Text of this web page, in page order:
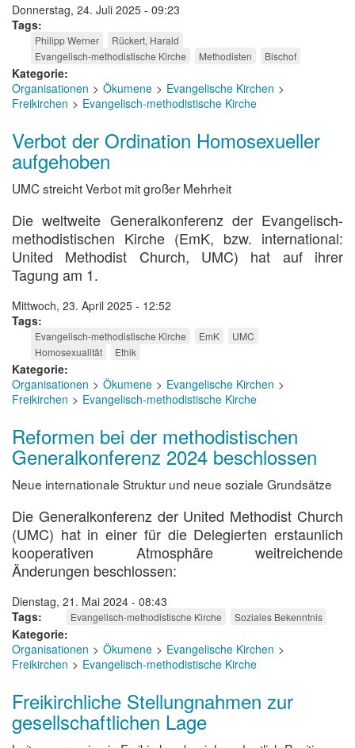
Donnerstag, 24. Juli 2025 - 09:23
Tags
Philipp Werner
Rückert, Harald
Evangelisch-methodistische Kirche
Methodisten Bischof
Kategorie
Organisationen
Ökumene
Evangelische Kirchen
Freikirchen
Evangelisch-methodistische Kirche
Verbot der Ordination Homosexueller
aufgehoben
UMC streicht Verbot mit großer Mehrheit
Die weltweite Generalkonferenz der Evangelisch-
methodistischen Kirche (EmK, bzw. international:
United Methodist Church, UMC) hat auf ihrer
Tagung am 1.
Mittwoch, 23. April 2025 - 12:52
Tags
Evangelisch-methodistische Kirche EmK
UMC
Homosexualität
Ethik
Kategorie
Organisationen
Ökumene
Evangelische Kirchen
Freikirchen
Evangelisch-methodistische Kirche
Reformen bei der methodistischen
Generalkonferenz 2024 beschlossen
Neue internationale Struktur und neue soziale Grundsätze
Die Generalkonferenz der United Methodist Church
(UMC) hat in einer für die Delegierten erstaunlich
kooperativen Atmosphäre weitreichende
Änderungen beschlossen:
Dienstag, 21. Mai 2024 - 08:43
Tags
Evangelisch-methodistische Kirche Soziales Bekenntnis
Kategorie
Organisationen
Ökumene
Evangelische Kirchen
Freikirchen
Evangelisch-methodistische Kirche
Freikirchliche Stellungnahmen zur
gesellschaftlichen Lage